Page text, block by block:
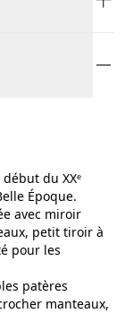
du XXᵉ
Époque.
avec miroir
petit tiroir à
pour les
patères
manteaux,